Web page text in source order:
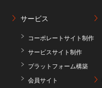
サービス
コーポレートサイト制作
サービスサイト制作
プラットフォーム構築
会員サイト